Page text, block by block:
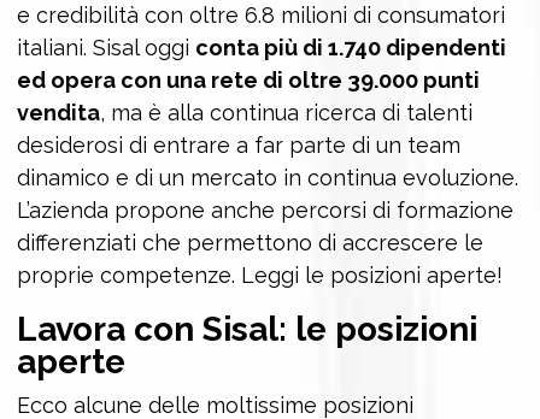
e credibilità con oltre 6.8 milioni di consumatori
italiani. Sisal oggi conta più di 1.740 dipendenti
ed opera con una rete di oltre 39.000 punti
vendita, ma è alla continua ricerca di talenti
desiderosi di entrare a far parte di un team
dinamico e di un mercato in continua evoluzione.
L’azienda propone anche percorsi di formazione
differenziati che permettono di accrescere le
proprie competenze. Leggi le posizioni aperte!
Lavora con Sisal: le posizioni
aperte
Ecco alcune delle moltissime posizioni